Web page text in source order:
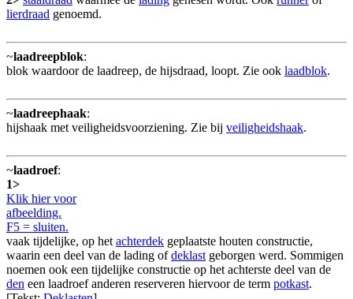
lierdraad genoemd.
~laadreepblok:
blok waardoor de laadreep, de hijsdraad, loopt. Zie ook laadblok.
~laadreephaak:
hijshaak met veiligheidsvoorziening. Zie bij veiligheidshaak.
~laadroef:
1>
Klik hier voor
afbeelding.
F5 = sluiten.
vaak tijdelijke, op het achterdek geplaatste houten constructie,
waarin een deel van de lading ofdeklast geborgen werd. Sommigen
noemen ook een tijdelijke constructie op het achterste deel van de
den een laadroef anderen reserveren hiervoor de term potkast.